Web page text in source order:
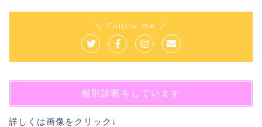
＼ Follow me ／
個別診断をしています
詳しくは画像をクリック↓